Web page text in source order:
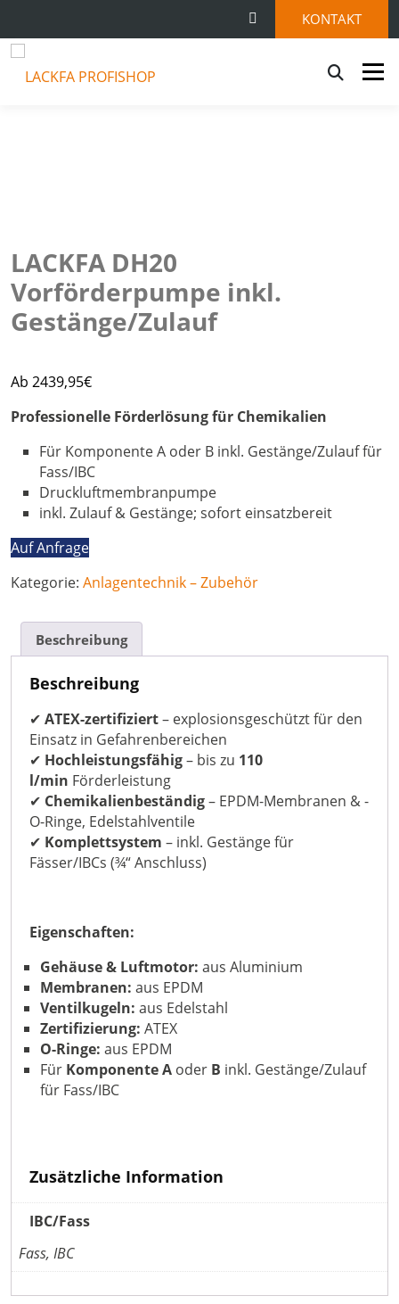
KONTAKT
Menü
LACKFA DH20
Vorförderpumpe inkl.
Gestänge/Zulauf
Ab 2439,95€
Professionelle Förderlösung für Chemikalien
Für Komponente A oder B inkl. Gestänge/Zulauf für
Fass/IBC
Druckluftmembranpumpe
inkl. Zulauf & Gestänge; sofort einsatzbereit
Auf Anfrage
Kategorie: Anlagentechnik – Zubehör
Beschreibung
Beschreibung
✔ ATEX-zertifiziert– explosionsgeschützt für den
Einsatz in Gefahrenbereichen
✔ Hochleistungsfähig– bis zu 110
l/min Förderleistung
✔ Chemikalienbeständig– EPDM-Membranen & -
O-Ringe, Edelstahlventile
✔ Komplettsystem – inkl. Gestänge für
Fässer/IBCs (¾“ Anschluss)
Eigenschaften:
Gehäuse & Luftmotor: aus Aluminium
Membranen: aus EPDM
Ventilkugeln: aus Edelstahl
Zertifizierung: ATEX
O-Ringe: aus EPDM
Für Komponente A oder B inkl. Gestänge/Zulauf
für Fass/IBC
Zusätzliche Information
IBC/Fass
Fass, IBC